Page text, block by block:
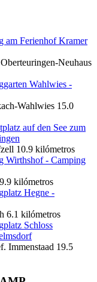
Oberteuringen-Neuhaus
Wahlwies 15.0
10.9 kilómetros
kilómetros
6.1 kilómetros
Immenstaad 19.5